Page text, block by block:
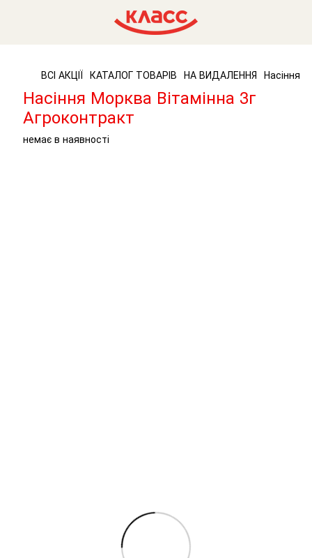
ВСІ АКЦІЇ КАТАЛОГ ТОВАРІВ НА ВИДАЛЕННЯ Насіння
Насіння Морква Вітамінна 3г
Агроконтракт
немає в наявності